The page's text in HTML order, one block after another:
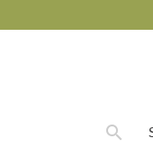
to
search